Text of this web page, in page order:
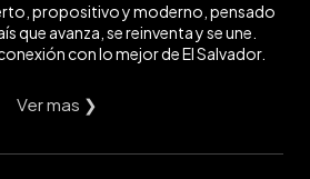
propositivo y moderno, pensado
que avanza, se reinventa y se une.
con lo mejor de El Salvador.
Ver mas ❯